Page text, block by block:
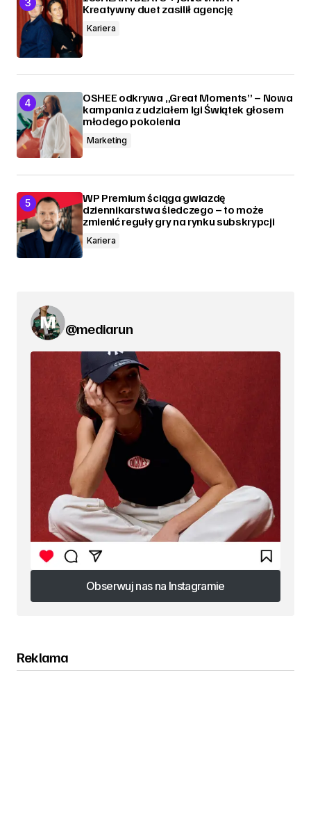
Kreatywny duet zasilił agencję
Kariera
OSHEE odkrywa „Great Moments” – Nowa
kampania z udziałem Igi Świątek głosem
młodego pokolenia
Marketing
WP Premium ściąga gwiazdę
dziennikarstwa śledczego – to może
zmienić reguły gry na rynku subskrypcji
Kariera
@mediarun
Obserwuj nas na Instagramie
Obserwuj nas na Instagramie
Reklama